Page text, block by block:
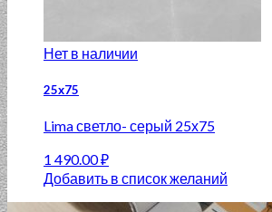
Нет в наличии
25х75
Lima светло- серый 25х75
1 490.00₽
Добавить в список желаний